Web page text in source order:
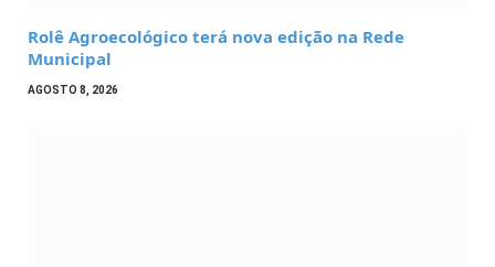
Rolê Agroecológico terá nova edição na Rede
Municipal
AGOSTO 8, 2026